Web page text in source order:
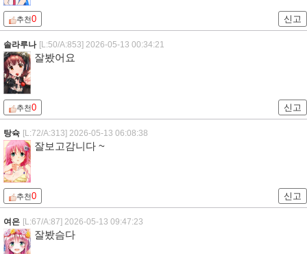
추천0 신고
솔라루나 [L:50/A:853] 2026-05-13 00:34:21
잘봤어요
추천0 신고
탕슉 [L:72/A:313] 2026-05-13 06:08:38
잘보고감니다 ~
추천0 신고
여은 [L:67/A:87] 2026-05-13 09:47:23
잘봤슴다